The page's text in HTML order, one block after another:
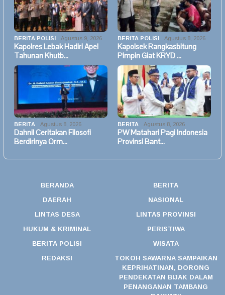
BERITA POLISI Agustus 9, 2026
Kapolres Lebak Hadiri Apel
Tahunan Khutb…
BERITA POLISI Agustus 8, 2026
Kapolsek Rangkasbitung
Pimpin Giat KRYD …
BERITA Agustus 8, 2026
Dahnil Ceritakan Filosofi
Berdirinya Orm…
BERITA Agustus 8, 2026
PW Matahari Pagi Indonesia
Provinsi Bant…
BERANDA
BERITA
DAERAH
NASIONAL
LINTAS DESA
LINTAS PROVINSI
HUKUM & KRIMINAL
PERISTIWA
BERITA POLISI
WISATA
REDAKSI
TOKOH SAWARNA SAMPAIKAN
KEPRIHATINAN, DORONG
PENDEKATAN BIJAK DALAM
PENANGANAN TAMBANG